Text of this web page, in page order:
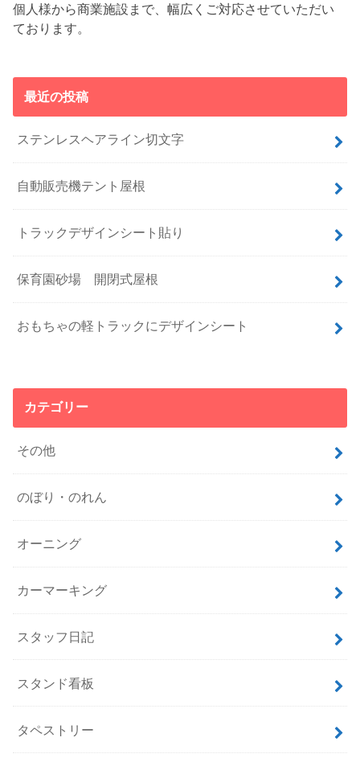
個人様から商業施設まで、幅広くご対応させていただい
ております。
最近の投稿
ステンレスヘアライン切文字
自動販売機テント屋根
トラックデザインシート貼り
保育園砂場 開閉式屋根
おもちゃの軽トラックにデザインシート
カテゴリー
その他
のぼり・のれん
オーニング
カーマーキング
スタッフ日記
スタンド看板
タペストリー